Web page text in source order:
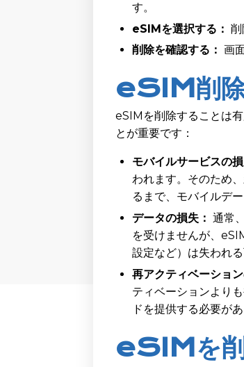
す。
eSIMを選択する： 削
削除を確認する： 画
eSIM削除
eSIMを削除することは
とが重要です：
モバイルサービスの損
われます。そのため
るまで、モバイルデ
データの損失： 通常
を受けませんが、
設定など）は失われ
再アクティベーション
ティベーションより
ドを提供する必要が
eSIMを